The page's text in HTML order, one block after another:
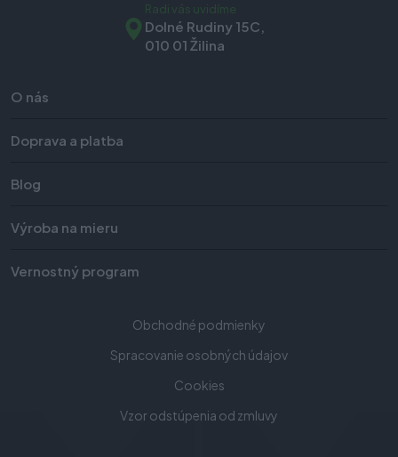
O nás
Doprava a platba
Blog
Výroba na mieru
Vernostný program
Obchodné podmienky
Spracovanie osobných údajov
Cookies
Vzor odstúpenia od zmluvy
Radi vás uvidíme
Dolné Rudiny 15C,
010 01 Žilina